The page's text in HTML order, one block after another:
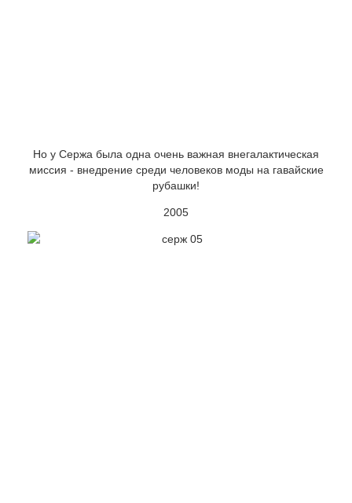
Но у Сержа была одна очень важная внегалактическая
миссия - внедрение среди человеков моды на гавайские
рубашки!
2005